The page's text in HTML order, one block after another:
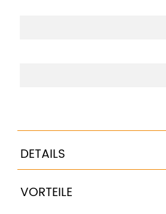
DETAILS
VORTEILE